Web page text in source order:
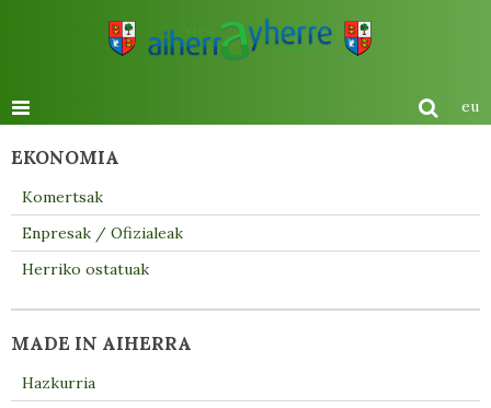
eu
EKONOMIA
Komertsak
Enpresak / Ofizialeak
Herriko ostatuak
MADE IN AIHERRA
Hazkurria